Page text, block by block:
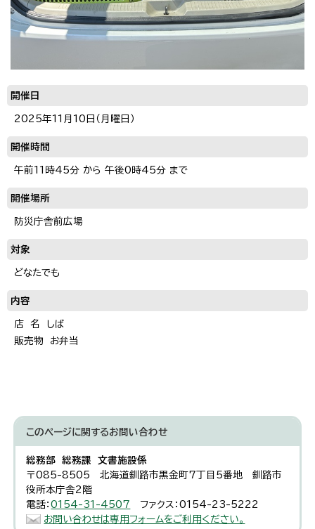
開催日
2025年11月10日（月曜日）
開催時間
午前11時45分 から 午後0時45分 まで
開催場所
防災庁舎前広場
対象
どなたでも
内容
店 名 しば
販売物 お弁当
このページに関するお問い合わせ
総務部 総務課 文書施設係
〒085-8505 北海道釧路市黒金町7丁目5番地 釧路市
役所本庁舎2階
電話：0154-31-4507
ファクス：0154-23-5222
お問い合わせは専用フォームをご利用ください。